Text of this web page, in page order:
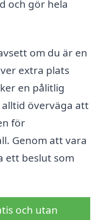
och gör hela
om du är en
extra plats
en pålitlig
överväga att
för
Genom att vara
ett beslut som
och utan